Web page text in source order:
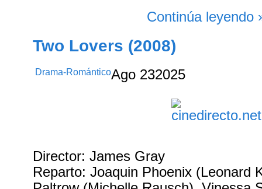
Continúa leyendo
Two Lovers (2008)
Drama-RománticoAgo 232025
Director: James Gray
Reparto: Joaquin Phoenix (Leonard